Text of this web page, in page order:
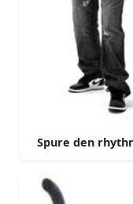
Spure den